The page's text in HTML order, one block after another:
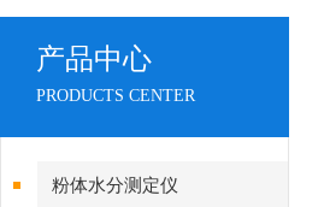
产品中心
PRODUCTS CENTER
粉体水分测定仪